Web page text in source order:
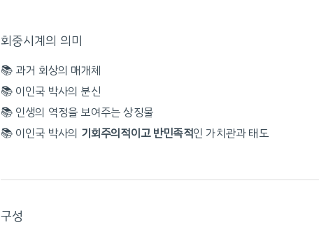
회중시계의 의미
📚 과거 회상의 매개체
📚 이인국 박사의 분신
📚 인생의 역정을 보여주는 상징물
📚 이인국 박사의 기회주의적이고 반민족적인 가치관과 태도
구성